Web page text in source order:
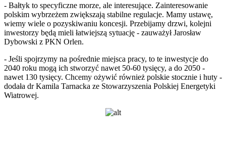
- Bałtyk to specyficzne morze, ale interesujące. Zainteresowanie
polskim wybrzeżem zwiększają stabilne regulacje. Mamy ustawę,
wiemy wiele o pozyskiwaniu koncesji. Przebijamy drzwi, kolejni
inwestorzy będą mieli łatwiejszą sytuację - zauważył Jarosław
Dybowski z PKN Orlen.
- Jeśli spojrzymy na pośrednie miejsca pracy, to te inwestycje do
2040 roku mogą ich stworzyć nawet 50-60 tysięcy, a do 2050 -
nawet 130 tysięcy. Chcemy ożywić również polskie stocznie i huty -
dodała dr Kamila Tarnacka ze Stowarzyszenia Polskiej Energetyki
Wiatrowej.